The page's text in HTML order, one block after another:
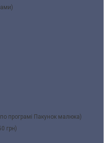
програмі Пакунок малюка)
грн)